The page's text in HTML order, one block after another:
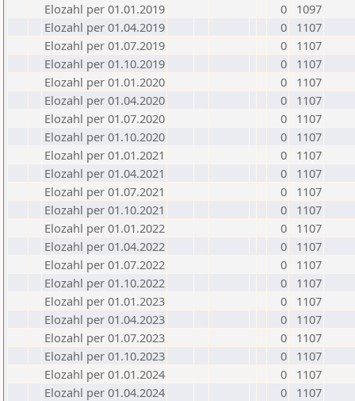
Elozahl per 01.01.2019
0
1097
Elozahl per 01.04.2019
0
1107
Elozahl per 01.07.2019
0
1107
Elozahl per 01.10.2019
0
1107
Elozahl per 01.01.2020
0
1107
Elozahl per 01.04.2020
0
1107
Elozahl per 01.07.2020
0
1107
Elozahl per 01.10.2020
0
1107
Elozahl per 01.01.2021
0
1107
Elozahl per 01.04.2021
0
1107
Elozahl per 01.07.2021
0
1107
Elozahl per 01.10.2021
0
1107
Elozahl per 01.01.2022
0
1107
Elozahl per 01.04.2022
0
1107
Elozahl per 01.07.2022
0
1107
Elozahl per 01.10.2022
0
1107
Elozahl per 01.01.2023
0
1107
Elozahl per 01.04.2023
0
1107
Elozahl per 01.07.2023
0
1107
Elozahl per 01.10.2023
0
1107
Elozahl per 01.01.2024
0
1107
Elozahl per 01.04.2024
0
1107